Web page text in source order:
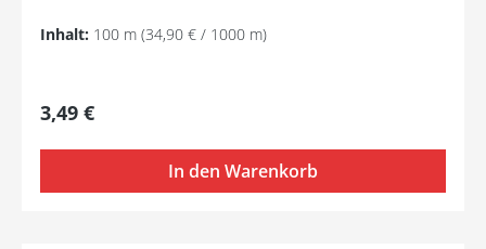
Inhalt: 100 m (34,90 € / 1000 m)
Regulärer Preis:
3,49 €
In den Warenkorb